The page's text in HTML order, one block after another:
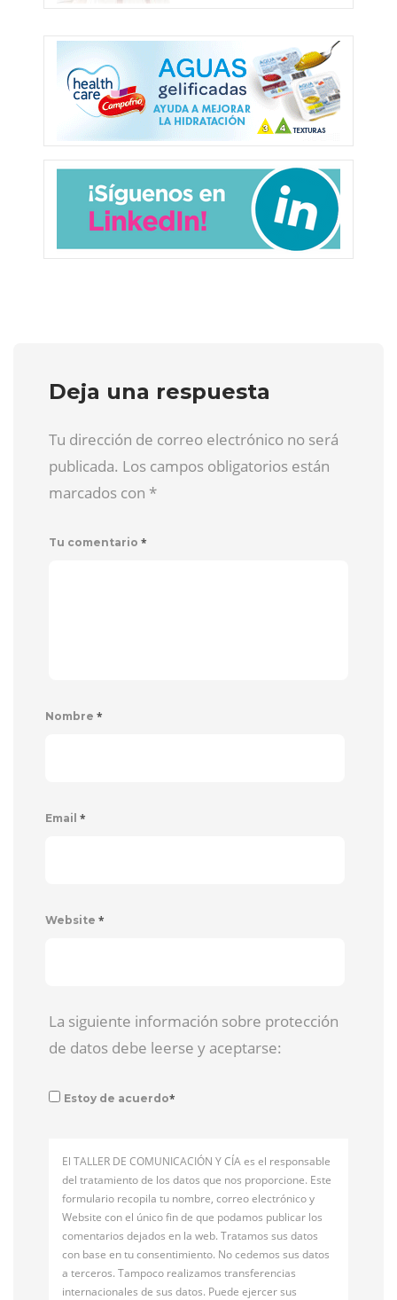
Deja una respuesta
Tu dirección de correo electrónico no será
publicada. Los campos obligatorios están
marcados con *
Tu comentario *
Nombre *
Email *
Website *
La siguiente información sobre protección
de datos debe leerse y aceptarse:
Estoy de acuerdo*
El TALLER DE COMUNICACIÓN Y CÍA es el responsable
del tratamiento de los datos que nos proporcione. Este
formulario recopila tu nombre, correo electrónico y
Website con el único fin de que podamos publicar los
comentarios dejados en la web. Tratamos sus datos
con base en tu consentimiento. No cedemos sus datos
a terceros. Tampoco realizamos transferencias
internacionales de sus datos. Puede ejercer sus